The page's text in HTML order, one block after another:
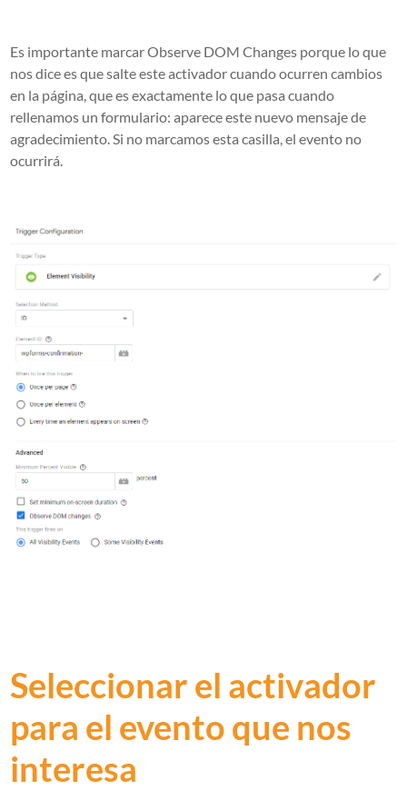
Es importante marcar Observe DOM Changes porque lo que
nos dice es que salte este activador cuando ocurren cambios
en la página, que es exactamente lo que pasa cuando
rellenamos un formulario: aparece este nuevo mensaje de
agradecimiento. Si no marcamos esta casilla, el evento no
ocurrirá.
Seleccionar el activador
para el evento que nos
interesa